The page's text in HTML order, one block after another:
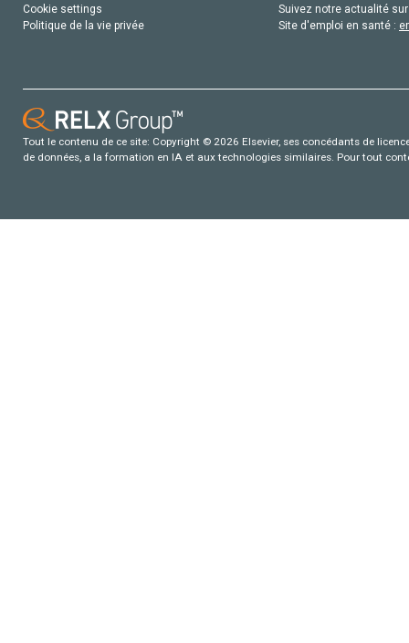
Cookie settings
Politique de la vie privée
Suivez notre actualité
Site d'emploi en santé :
Tout le contenu de ce site: Copyright © 2026 Elsevier, ses concédants de
de données, a la formation en IA et aux technologies similaires. Pour tout